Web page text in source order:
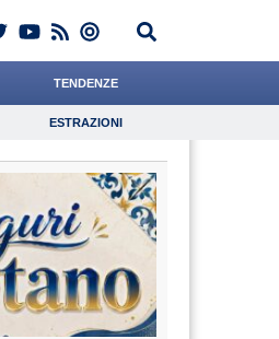
TENDENZE
Estrazioni
Psicologia
ESTRAZIONI
Andreotti Boschetti